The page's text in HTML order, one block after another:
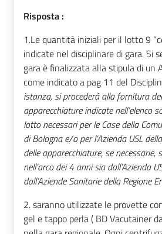
Risposta :
1.Le quantità iniziali per il lotto 9
indicate nel disciplinare di gara. Si
gara è finalizzata alla stipula di un
come indicato a pag 11 del
istanza, si procederà alla fornitura
apparecchiature indicate nell’elenco
lotto necessari per le Case della
di Bologna e/o per l’Azienda USL
delle apparecchiature, se
nell’arco dei 4 anni sia dall’Azienda
dall’Aziende Sanitarie della Regione
2. saranno utilizzate le provette
gel e tappo perla ( BD Vacutainer